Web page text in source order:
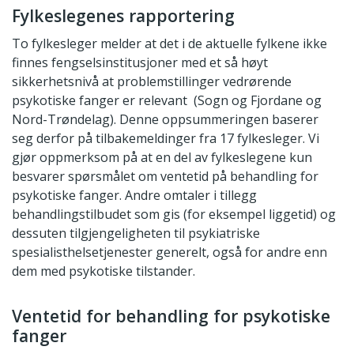
Fylkeslegenes rapportering
To fylkesleger melder at det i de aktuelle fylkene ikke
finnes fengselsinstitusjoner med et så høyt
sikkerhetsnivå at problemstillinger vedrørende
psykotiske fanger er relevant (Sogn og Fjordane og
Nord-Trøndelag). Denne oppsummeringen baserer
seg derfor på tilbakemeldinger fra 17 fylkesleger. Vi
gjør oppmerksom på at en del av fylkeslegene kun
besvarer spørsmålet om ventetid på behandling for
psykotiske fanger. Andre omtaler i tillegg
behandlingstilbudet som gis (for eksempel liggetid) og
dessuten tilgjengeligheten til psykiatriske
spesialisthelsetjenester generelt, også for andre enn
dem med psykotiske tilstander.
Ventetid for behandling for psykotiske
fanger